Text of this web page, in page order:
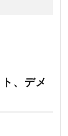
、デメ